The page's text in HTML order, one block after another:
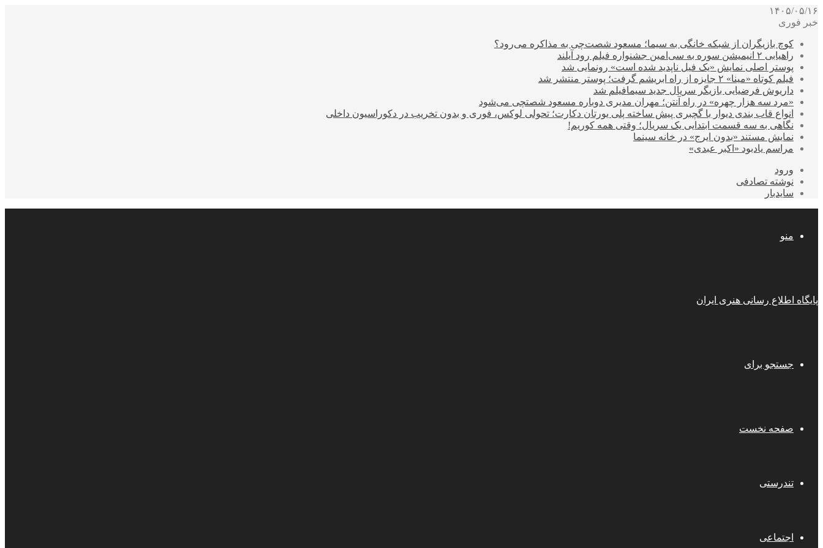
۱۴۰۵/۰۵/۱۶
خبر فوری
کوچ بازیگران از شبکه خانگی به سیما؛ مسعود شصت‌چی به مذاکره می‌رود؟
راهیابی ۲ انیمیشن سوره به سی‌امین جشنواره فیلم رود آیلند
پوستر اصلی نمایش «یک فیل ناپدید شده است» رونمایی شد
فیلم کوتاه «مینا» ۲ جایزه از راه ابریشم گرفت؛ پوستر منتشر شد
داریوش فرضیایی بازیگر سریال جدید سیمافیلم شد
«مرد سه هزار چهره» در راه آنتن؛ مهران مدیری دوباره مسعود شصتچی می‌شود
انواع قاب بندی دیوار با گچبری پیش ساخته پلی یورتان دکارت؛ تحولی لوکس، فوری و بدون تخریب در دکوراسیون داخلی
نگاهی به سه قسمت ابتدایی یک سریال؛ وقتی همه کوریم!
نمایش مستند «بدون ایرج» در خانه سینما
مراسم یادبود «اکبر عبدی»
ورود
نوشته تصادفی
سایدبار
منو
پایگاه اطلاع رسانی هنری ایران
جستجو برای
صفحه نخست
تندرستی
اجتماعی